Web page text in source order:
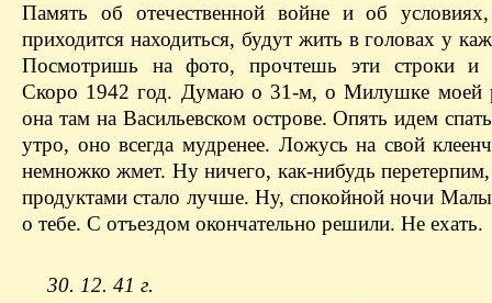
Память об отечественной войне и об
приходится находиться, будут жить в головах у
Посмотришь на фото, прочтешь эти строки и
Скоро 1942 год. Думаю о 31-м, о Милушке моей
она там на Васильевском острове. Опять идем
утро, оно всегда мудренее. Ложусь на свой
немножко жмет. Ну ничего, как-нибудь
продуктами стало лучше. Ну, спокойной ночи
о тебе. С отъездом окончательно решили. Не ехать.
30. 12. 41 г.